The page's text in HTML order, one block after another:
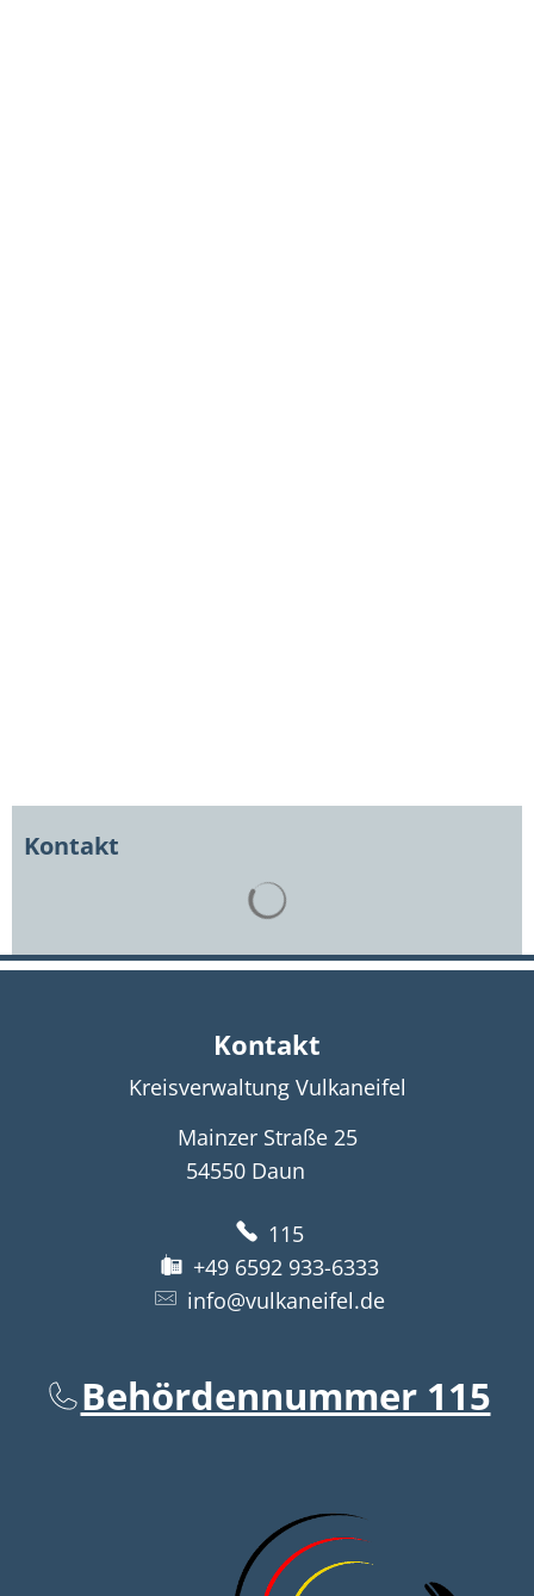
Kontakt
Kontakt
Kreisverwaltung Vulkaneifel
Mainzer Straße 25
54550 Daun
115
+49 6592 933-6333
info@vulkaneifel.de
Behördennummer 115